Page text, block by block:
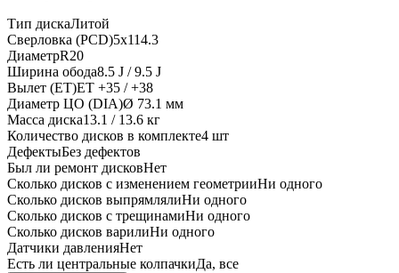
Тип дискаЛитой
Сверловка (PCD)5x114.3
ДиаметрR20
Ширина обода8.5 J / 9.5 J
Вылет (ET)ET +35 / +38
Диаметр ЦО (DIA)Ø 73.1 мм
Масса диска13.1 / 13.6 кг
Количество дисков в комплекте4 шт
ДефектыБез дефектов
Был ли ремонт дисковНет
Сколько дисков с изменением геометрииНи одного
Сколько дисков выпрямлялиНи одного
Сколько дисков с трещинамиНи одного
Сколько дисков варилиНи одного
Датчики давленияНет
Есть ли центральные колпачкиДа, все